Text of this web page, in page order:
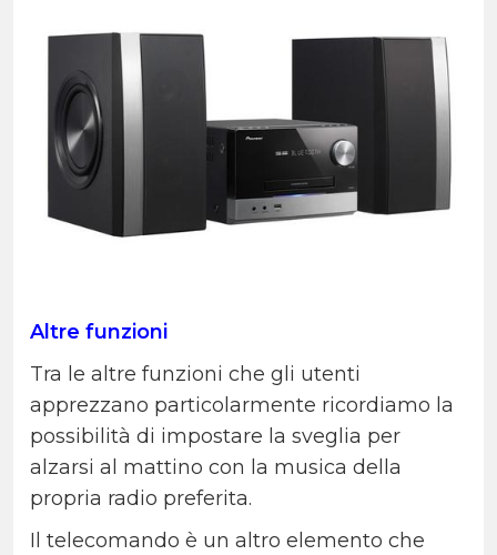
Altre funzioni
Tra le altre funzioni che gli utenti
apprezzano particolarmente ricordiamo la
possibilità di impostare la sveglia per
alzarsi al mattino con la musica della
propria radio preferita.
Il telecomando è un altro elemento che